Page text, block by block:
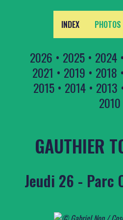
INDEX PHOTOS
2026 • 2025 • 2024 •
2021 • 2019 • 2018 •
2015• 2014• 2013
2010
GAUTHIER
Jeudi 26 - Parc